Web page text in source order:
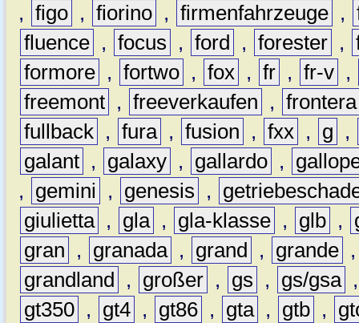
, figo , fiorino , firmenfahrzeuge ,
fluence , focus , ford , forester ,
formore , fortwo , fox , fr , fr-v ,
freemont , freeverkaufen , frontera
fullback , fura , fusion , fxx , g
,
galant , galaxy , gallardo ,
,
gemini , genesis ,
giulietta , gla , gla-klasse , glb ,
gran
, granada , grand , grande
grandland
, großer , gs , gs/gsa
gt350 , gt4 , gt86 , gta , gtb ,